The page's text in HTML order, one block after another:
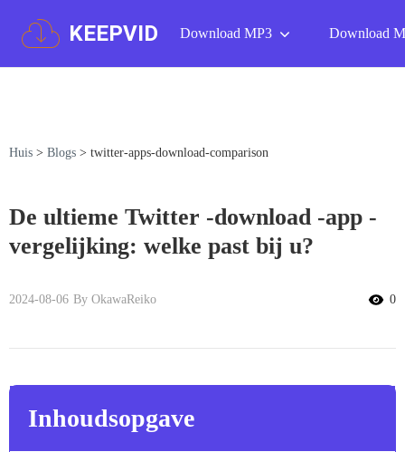
KEEPVID Download MP3 Download
Huis > Blogs > twitter-apps-download-comparison
De ultieme Twitter -download -app -
vergelijking: welke past bij u?
2024-08-06 By OkawaReiko 0
Inhoudsopgave